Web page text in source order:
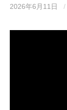
2026年6月11日 /